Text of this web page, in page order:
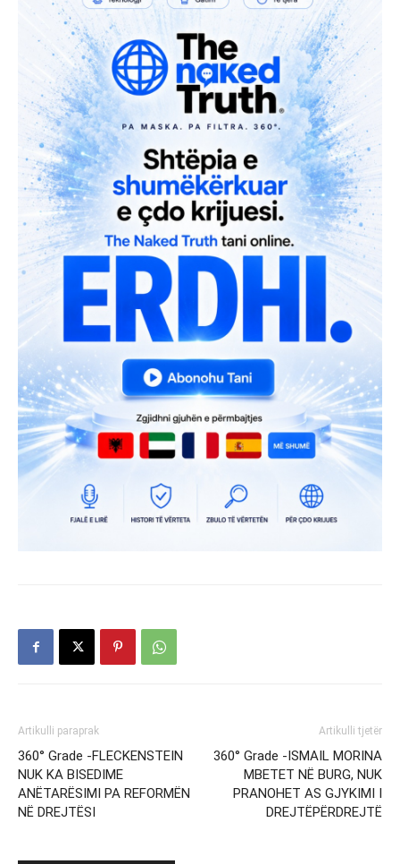
Artikulli paraprak
360° Grade -FLECKENSTEIN
NUK KA BISEDIME
ANËTARËSIMI PA REFORMËN
NË DREJTËSI
Artikulli tjetër
360° Grade -ISMAIL MORINA
MBETET NË BURG, NUK
PRANOHET AS GJYKIMI I
DREJTËPËRDREJTË